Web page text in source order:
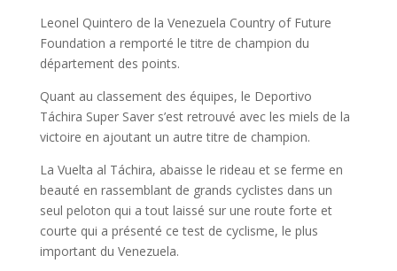
Leonel Quintero de la Venezuela Country of Future
Foundation a remporté le titre de champion du
département des points.
Quant au classement des équipes, le Deportivo
Táchira Super Saver s’est retrouvé avec les miels de la
victoire en ajoutant un autre titre de champion.
La Vuelta al Táchira, abaisse le rideau et se ferme en
beauté en rassemblant de grands cyclistes dans un
seul peloton qui a tout laissé sur une route forte et
courte qui a présenté ce test de cyclisme, le plus
important du Venezuela.